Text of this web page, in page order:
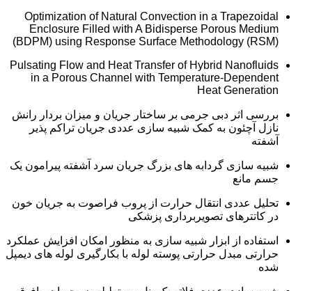
Optimization of Natural Convection in a Trapezoidal
Enclosure Filled with A Bidisperse Porous Medium
(BDPM) using Response Surface Methodology (RSM)
Pulsating Flow and Heat Transfer of Hybrid Nanofluids
in a Porous Channel with Temperature-Dependent
Heat Generation
بررسی اثر دبی جرمی بر ساختار جریان و میزان بردار رانش
نازل آچئون به کمک شبیه سازی عددی جریان تراکم پذیر
آشفته
شبیه سازی گردابه های بزرگ جریان سرد آشفته پیرامون یک
جسم مانع
تحلیل عددی انتقال حرارت از پروب فراصوت به جریان خون
در کاتترهای تصویربرداری پزشکی
استفاده از ابزار شبیه سازی به منظور امکان افزایش عملکرد
حرارتی مبدل حرارتی پوسته لوله با بکارگیری لوله های دیمپل
شده